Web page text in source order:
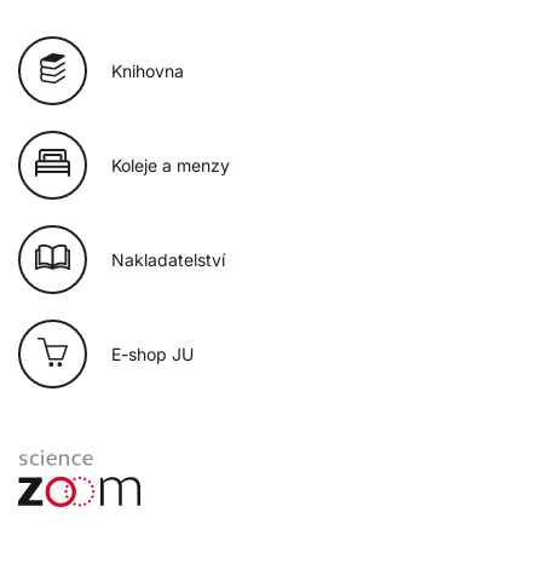
Knihovna
Koleje a menzy
Nakladatelství
E-shop JU